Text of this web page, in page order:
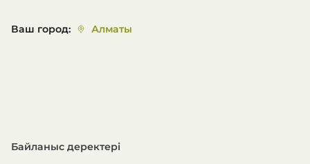
Ваш город: Алматы
Байланыс деректері